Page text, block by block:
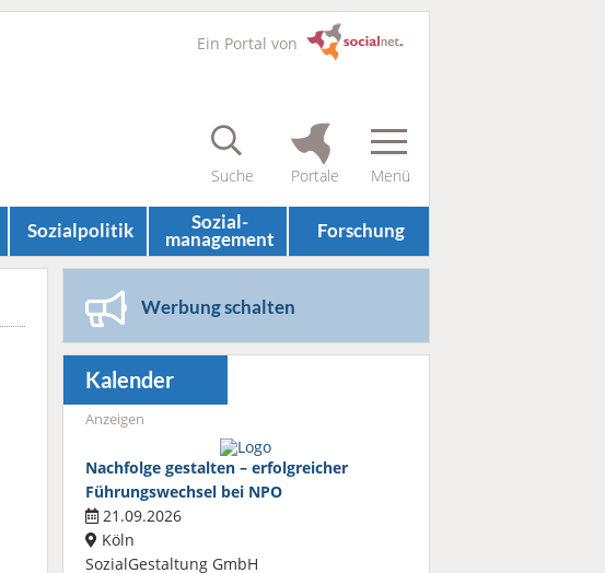
Ein Portal von
Sozial­politik Sozial­
management Forschung
Werbung schalten
Kalender
Anzeigen
Nachfolge gestalten – erfolgreicher
Führungswechsel bei NPO
21.09.2026
Köln
SozialGestaltung GmbH